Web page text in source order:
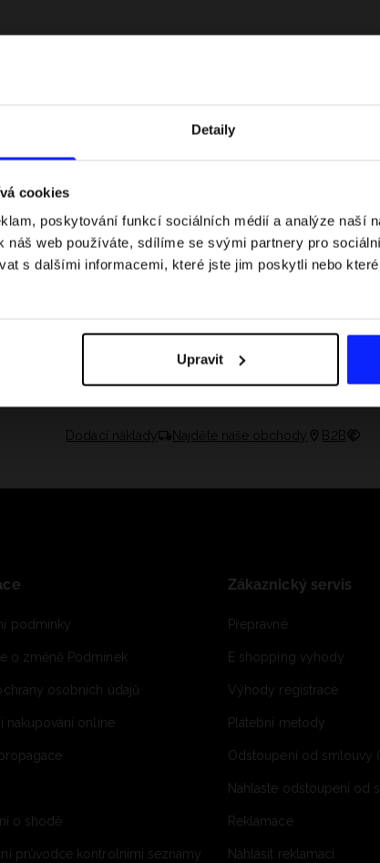
Detaily
cookies
poskytování funkcí sociálních médií a analýze naší
náš web používáte, sdílíme se svými partnery pro
s dalšími informacemi, které jste jim poskytli nebo
Upravit
průvodce
závodů, rekordy a nejlepší
Dodací náklady Najděte naše obchody B2B
podmínky
o změně Podmínek
osobních údajů
nakupování online
o shodě
průvodce kontrolními seznamy
Zákaznický servis
Přepravné
E shopping vyhody
Výhody registrace
Platební metody
Odstoupení od smlouvy
Nahlaste odstoupení od
Reklamace
Nahlásit reklamaci